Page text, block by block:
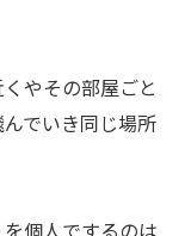
やその部屋ごと
でいき同じ場所
個人でするのは